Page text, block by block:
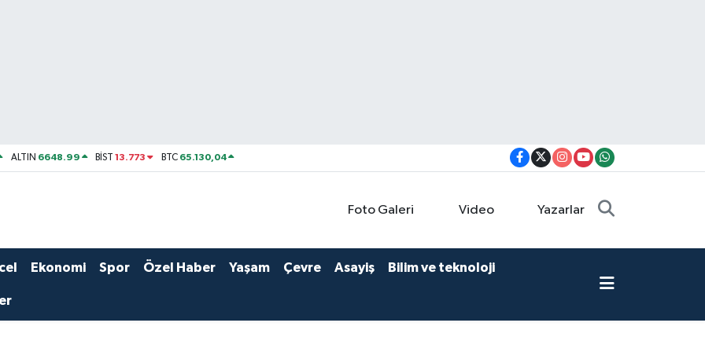
ALTIN 6648.99 BİST13.773 BTC 65.130,04
Foto Galeri Video Yazarlar
Ekonomi Spor Özel Haber Yaşam Çevre Asayiş Bilim ve teknoloji